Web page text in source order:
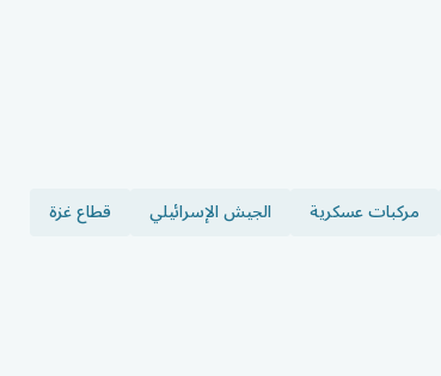
مركبات عسكرية الجيش الإسرائيلي قطاع غزة